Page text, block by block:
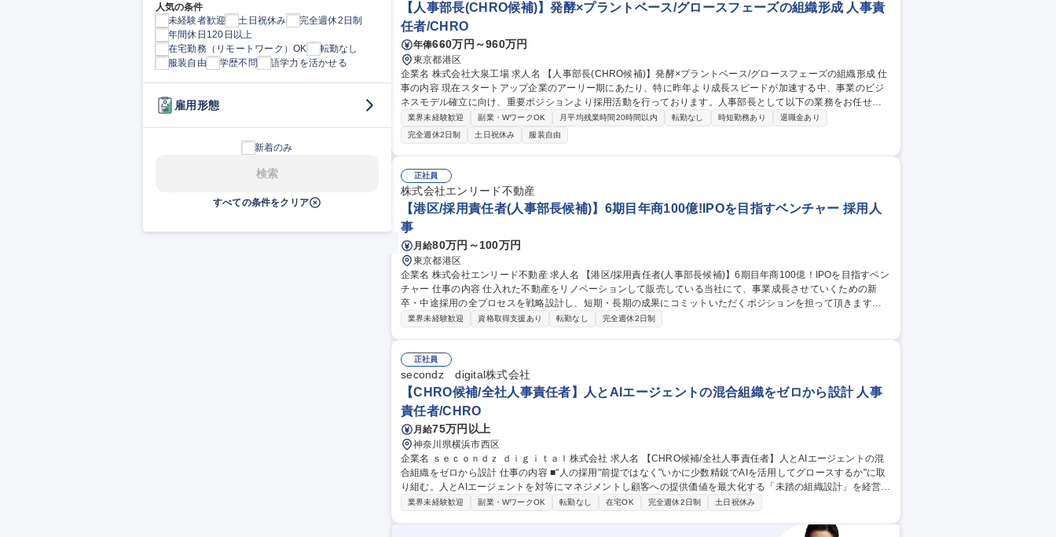
人気の条件
未経験者歓迎
土日祝休み
完全週休2日制
年間休日120日以上
在宅勤務（リモートワーク）OK
転勤なし
服装自由
学歴不問 語学力を活かせる
雇用形態
新着のみ
検索
すべての条件をクリア
【人事部長(CHRO候補)】発酵×プラントベース/グロースフェーズの組織形成 人事責
任者/CHRO
年俸660万円～960万円
東京都港区
企業名 株式会社大泉工場 求人名 【人事部長(CHRO候補)】発酵×プラントベース/グロースフェーズの組織形成 仕
事の内容 現在スタートアップ企業のアーリー期にあたり、特に昨年より成長スピードが加速する中、事業のビジ
ネスモデル確立に向け、重要ポジションより採用活動を行っております。人事部長として以下の業務をお任せし
ます。 ■組織戦略・人材戦略の立案と実行 ■採用計画の策定および採用活動全般(中途・新卒・アルバイト・海外
人材含む) ■人事制度（評価・報酬・等級制度等）の構築・運用・改善 ■社員の育成・研修企画・キャリア開発支
援 ■労務管理、安全衛生、コンプライアンス体制整備 ■経営陣との連携による組織課題の特定・解決 ■サステナビ
リティ・企業文化に根ざした組織開発 募集職種 【人事部長(CHRO候補)】発酵×プラントベース/グロースフェー
ズの組織形成
業界未経験歓迎 副業・WワークOK 月平均残業時間20時間以内 転勤なし 時短勤務あり
退職金あり
完全週休2日制
土日祝休み 服装自由
正社員
株式会社エンリード不動産
【港区/採用責任者(人事部長候補)】6期目年商100億!IPOを目指すベンチャー 採用人
事
月給80万円～100万円
東京都港区
企業名 株式会社エンリード不動産 求人名 【港区/採用責任者(人事部長候補)】6期目年商100億！IPOを目指すベン
チャー 仕事の内容 仕入れた不動産をリノベーションして販売している当社にて、事業成長させていくための新
卒・中途採用の全プロセスを戦略設計し、短期・長期の成果にコミットいただくポジションを担って頂きます。
【仕事内容詳細】 ※変更範囲：当社業務全般 ■採用戦略・DXの推進 ■採用チャネルマネジメント ■チームマネジ
います。 募集職種 【港区/採用責任者(人事部長候補)】6期目年商100億！IPOを目指すベンチャー
業界未経験歓迎 資格取得支援あり 転勤なし 完全週休2日制
正社員
secondz digital株式会社
【CHRO候補/全社人事責任者】人とAIエージェントの混合組織をゼロから設計 人事
責任者/CHRO
月給75万円以上
神奈川県横浜市西区
企業名 ｓｅｃｏｎｄｚ ｄｉｇｉｔａｌ株式会社 求人名 【CHRO候補/全社人事責任者】人とAIエージェントの混
合組織をゼロから設計 仕事の内容 ■"人の採用"前提ではなく"いかに少数精鋭でAIを活用してグロースするか"に取
り組む。人とAIエージェントを対等にマネジメントし顧客への提供価値を最大化する「未踏の組織設計」を経営直
下でリードいただきます ＜短期＞組織イシュー定義と"人＆AIエージェント"の役割設計/コンサルタント等高度専
ロードマップ立案 ＜中長期＞人の組織とAIエージェント組織のハイブリッド設計・継続的進化/カンパニー制移行
業界未経験歓迎 副業・WワークOK 転勤なし 在宅OK 完全週休2日制 土日祝休み